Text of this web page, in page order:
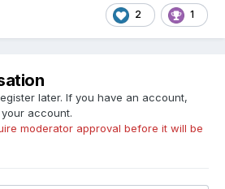
2 1
later. If you have an account,
account.
moderator approval before it will be